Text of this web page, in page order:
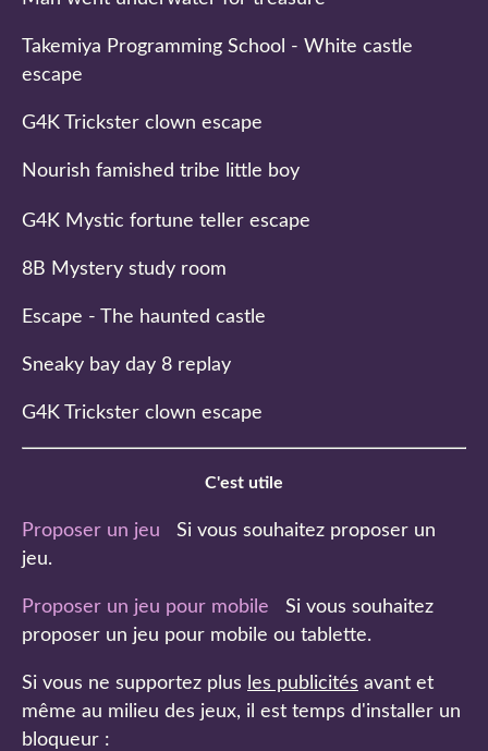
Takemiya Programming School - White castle
escape
G4K Trickster clown escape
Nourish famished tribe little boy
G4K Mystic fortune teller escape
8B Mystery study room
Escape - The haunted castle
Sneaky bay day 8 replay
G4K Trickster clown escape
C'est utile
Proposer un jeu Si vous souhaitez proposer un
jeu.
Proposer un jeu pour mobile Si vous souhaitez
proposer un jeu pour mobile ou tablette.
Si vous ne supportez plus les publicités avant et
même au milieu des jeux, il est temps d'installer un
bloqueur :